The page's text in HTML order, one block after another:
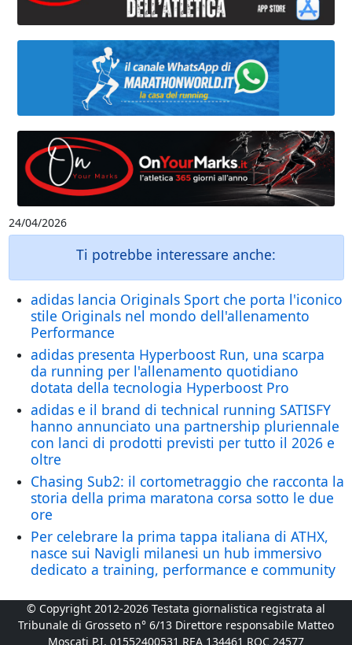
24/04/2026
Ti potrebbe interessare anche:
adidas lancia Originals Sport che porta l'iconico
stile Originals nel mondo dell'allenamento
Performance
adidas presenta Hyperboost Run, una scarpa
da running per l'allenamento quotidiano
dotata della tecnologia Hyperboost Pro
adidas e il brand di technical running SATISFY
hanno annunciato una partnership pluriennale
con lanci di prodotti previsti per tutto il 2026 e
oltre
Chasing Sub2: il cortometraggio che racconta la
storia della prima maratona corsa sotto le due
ore
Per celebrare la prima tappa italiana di ATHX,
nasce sui Navigli milanesi un hub immersivo
dedicato a training, performance e community
© Copyright 2012-2026 Testata giornalistica registrata al
Tribunale di Grosseto n° 6/13 Direttore responsabile Matteo
Moscati P.I. 01552400531 REA 134461 ROC 24577